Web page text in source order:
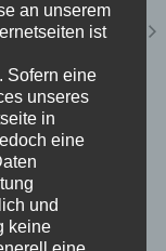
Betriebe 22.02.2021
an unserem
ist
Sofern eine
unseres
in
eine
und
keine